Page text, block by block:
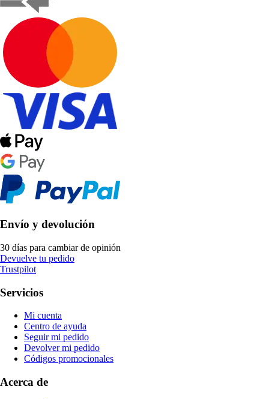
Envío y devolución
30 días para cambiar de opinión
Devuelve tu pedido
Trustpilot
Servicios
Mi cuenta
Centro de ayuda
Seguir mi pedido
Devolver mi pedido
Códigos promocionales
Acerca de